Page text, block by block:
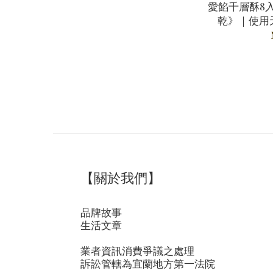
愛餡千層酥8
乾》｜使用
【關於我們】
品牌故事
生活文章
業者資訊消費爭議之處理
訴訟管轄為宜蘭地方第一法院